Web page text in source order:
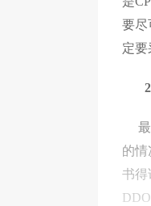
要尽
定要
2
最
的
书得